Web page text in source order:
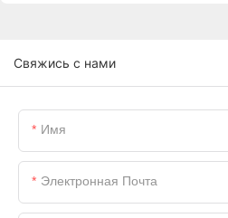
Свяжись с нами
Имя
Электронная Почта